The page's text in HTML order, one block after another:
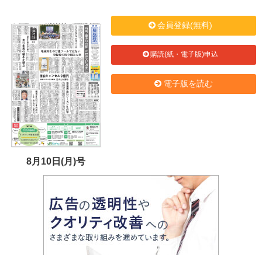
8月10日(月)号
会員登録(無料)
購読(紙・電子版)申込
電子版を読む